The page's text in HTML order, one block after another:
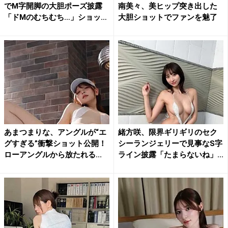
でM字開脚の大胆ポーズ披露
「ドMのむちむち…」ショッ
南美々、美ヒップ突き出した
大胆ショットでファンを魅了
あまつまりな、アングルが“エ
グすぎる”衝撃ショット公開！
ローアングルから放たれる...
緒方咲、限界ギリギリのセク
シーランジェリーで見事なS字
ライン披露「たまらないね」...